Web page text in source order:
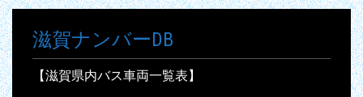
滋賀ナンバーDB
【滋賀県内バス車両一覧表】